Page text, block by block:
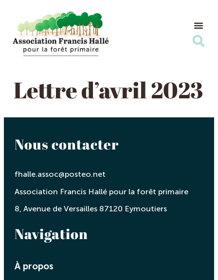
Lettre d’avril 2023
Nous contacter
fhalle.assoc@posteo.net
Association Francis Hallé pour la forêt primaire
8, Avenue de Versailles 87120 Eymoutiers
Navigation
À propos